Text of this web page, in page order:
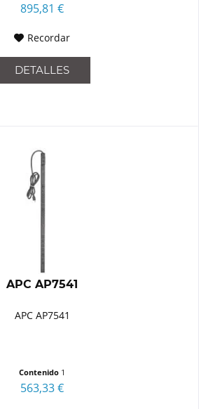
895,81 €
Recordar
DETALLES
APC AP7541
APC AP7541
Contenido 1
563,33 €